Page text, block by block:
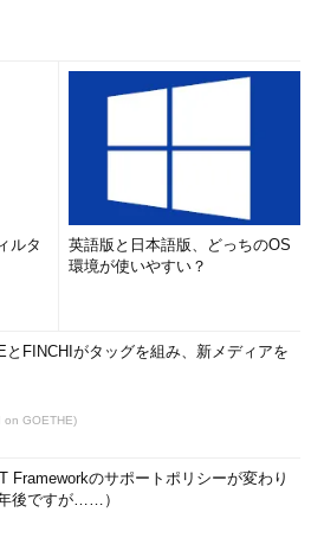
ルタ
英語版と日本語版、どっちのOS
環境が使いやすい？
とFINCHIがタッグを組み、新メディアを
on GOETHE)
Frameworkのサポートポリシーが変わり
後ですが……）